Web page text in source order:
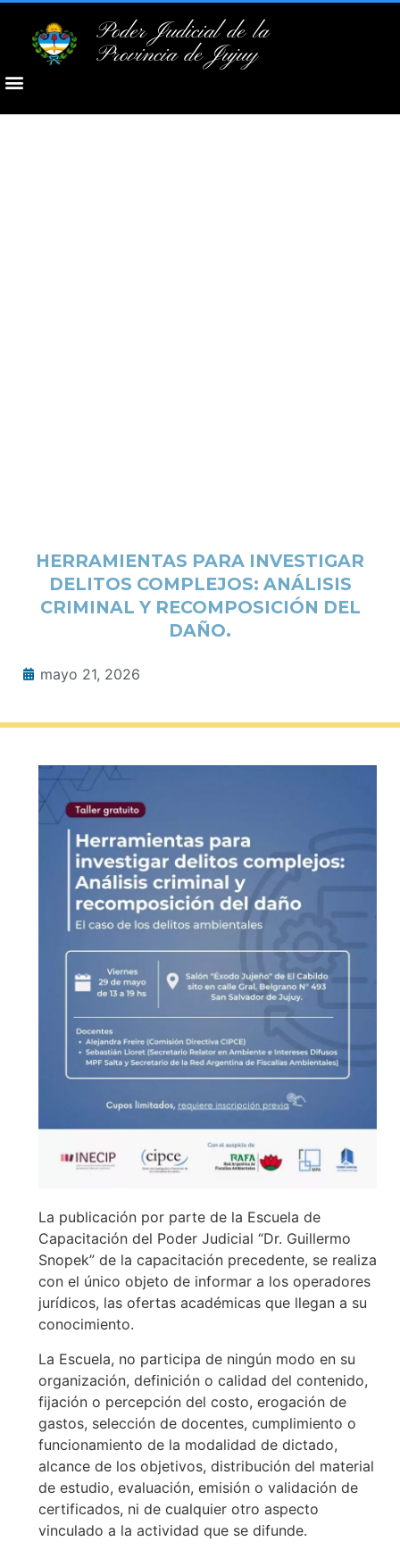
Poder Judicial de la
Provincia de Jujuy
HERRAMIENTAS PARA INVESTIGAR
DELITOS COMPLEJOS: ANÁLISIS
CRIMINAL Y RECOMPOSICIÓN DEL
DAÑO.
mayo 21, 2026
La publicación por parte de la Escuela de
Capacitación del Poder Judicial “Dr. Guillermo
Snopek” de la capacitación precedente, se realiza
con el único objeto de informar a los operadores
jurídicos, las ofertas académicas que llegan a su
conocimiento.
La Escuela, no participa de ningún modo en su
organización, definición o calidad del contenido,
fijación o percepción del costo, erogación de
gastos, selección de docentes, cumplimiento o
funcionamiento de la modalidad de dictado,
alcance de los objetivos, distribución del material
de estudio, evaluación, emisión o validación de
certificados, ni de cualquier otro aspecto
vinculado a la actividad que se difunde.